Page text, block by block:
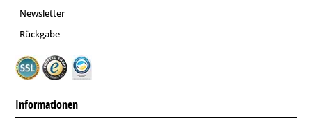
Newsletter
Rückgabe
Informationen